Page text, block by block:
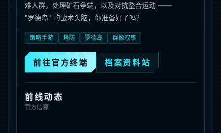
难人群，处理矿石争端，以及对抗整合运动 ——
"罗德岛" 的战术头脑，你准备好了吗？
策略手游 塔防 罗德岛 群像叙事
前往官方终端 档案资料站
前线动态
官方信源